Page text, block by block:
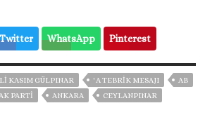
WhatsApp Pinterest
KASIM GÜLPINAR ' A TEBRIK MESAJI
AB
PARTİ ANKARA
CEYLANPINAR